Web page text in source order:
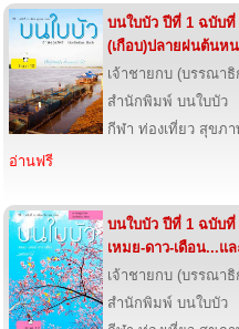
บนใบบัว ปีที่ 1 ฉบับที่
(เกือบ)ปลายฝนต้นห
เจ้าชายกบ (บรรณาธิ
สำนักพิมพ์ บนใบบัว
กีฬา ท่องเที่ยว สุขภ
อ่านฟรี
บนใบบัว ปีที่ 1 ฉบับที่
เหมย-ดาว-เดือน...แ
เจ้าชายกบ (บรรณาธิ
สำนักพิมพ์ บนใบบัว